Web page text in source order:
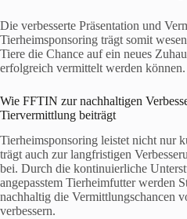
Die verbesserte Präsentation und
Tierheimsponsoring trägt somit
Tiere die Chance auf ein neues
erfolgreich vermittelt werden können.
Wie FFTIN zur nachhaltigen
Tiervermittlung beiträgt
Tierheimsponsoring leistet nicht nur
trägt auch zur langfristigen
bei. Durch die kontinuierliche
angepasstem Tierheimfutter werden
nachhaltig die Vermittlungschancen
verbessern.